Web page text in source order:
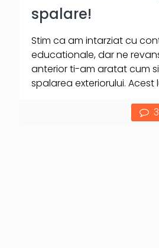
spalare!
Stim ca am intarziat cu
educationale, dar ne
anterior ti-am aratat cum
spalarea exteriorului. Acest
3